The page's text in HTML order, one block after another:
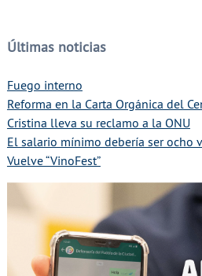
Últimas noticias
Fuego interno
Reforma en la Carta Orgánica del
Cristina lleva su reclamo a la ONU
El salario mínimo debería ser ocho
Vuelve “VinoFest”